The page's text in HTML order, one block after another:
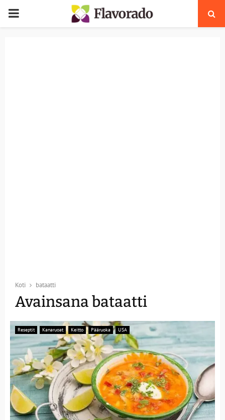
PRIMARY
Koti bataatti
Avainsana bataatti
Reseptit Kanaruoat Keitto Pääruoka USA